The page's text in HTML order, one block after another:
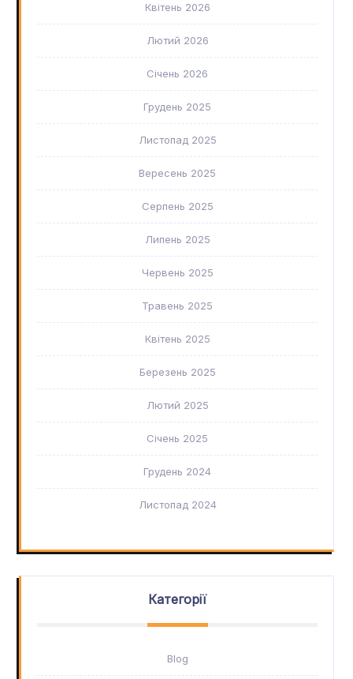
Квітень 2026
Лютий 2026
Січень 2026
Грудень 2025
Листопад 2025
Вересень 2025
Серпень 2025
Липень 2025
Червень 2025
Травень 2025
Квітень 2025
Березень 2025
Лютий 2025
Січень 2025
Грудень 2024
Листопад 2024
Категорії
Blog